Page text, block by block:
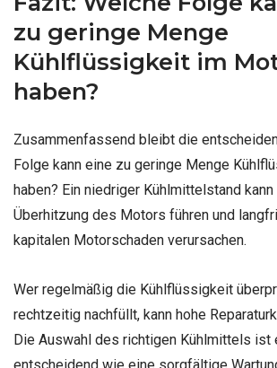
zu geringe Menge
Kühlflüssigkeit im
haben?
Zusammenfassend bleibt die
Folge kann eine zu geringe Menge
haben? Ein niedriger Kühlmittelstand
Überhitzung des Motors führen und
kapitalen Motorschaden verursachen.
Wer regelmäßig die Kühlflüssigkeit
rechtzeitig nachfüllt, kann hohe
Die Auswahl des richtigen Kühlmittels ist